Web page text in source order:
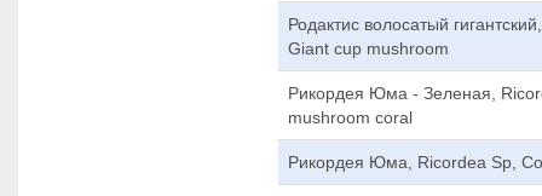
Родактис волосатый
Giant cup mushroom
Рикордея Юма - Зеленая,
mushroom coral
Рикордея Юма, Ricordea Sp,